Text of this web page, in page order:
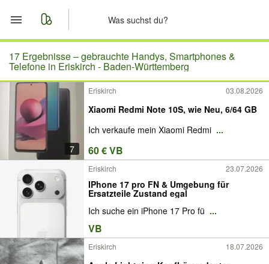
Start
Merkliste
Nachrichten
Anzeige aufgeben
17 Ergebnisse –gebrauchte Handys, Smartphones &
Telefone in Eriskirch - Baden-Württemberg
7
Eriskirch 03.08.2026
Xiaomi Redmi Note 10S, wie Neu, 6/64 GB
Ich verkaufe mein Xiaomi Redmi ...
60 € VB
Eriskirch 23.07.2026
IPhone 17 pro FN & Umgebung für
Ersatzteile Zustand egal
Ich suche ein iPhone 17 Pro fü ...
VB
Eriskirch 18.07.2026